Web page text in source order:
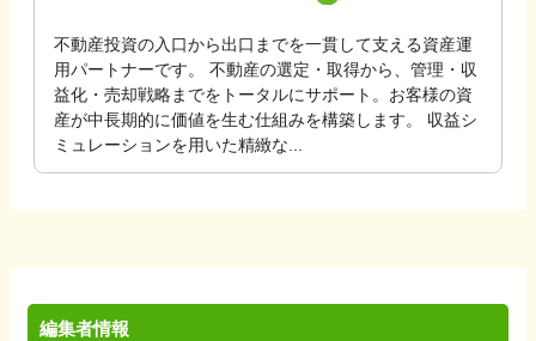
不動産投資の入口から出口までを一貫して支える資産運
用パートナーです。 不動産の選定・取得から、管理・収
益化・売却戦略までをトータルにサポート。お客様の資
産が中長期的に価値を生む仕組みを構築します。 収益シ
ミュレーションを用いた精緻な...
編集者情報